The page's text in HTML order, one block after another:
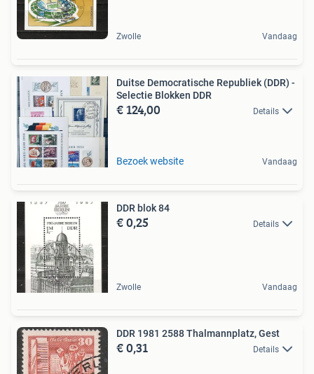
Zwolle Vandaag
Duitse Democratische Republiek (DDR) -
Selectie Blokken DDR
€ 124,00 Details
Bezoek website Vandaag
DDR blok 84
€ 0,25 Details
Zwolle Vandaag
DDR 1981 2588 Thalmannplatz, Gest
€ 0,31 Details